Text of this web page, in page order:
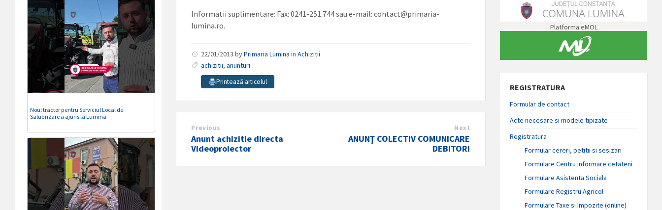
Informatii suplimentare: Fax: 0241-251.744 sau e-mail: contact@primaria-
lumina.ro.
22/01/2013byPrimaria Lumina inAchizitii
achizitii,anunturi
Printează articolul
Previous
Anunt achizitie directa
Videoproiector
Next
ANUNŢ COLECTIV COMUNICARE
DEBITORI
Noul tractor pentru Serviciul Local de
Salubrizare a ajuns la Lumina
Platforma eMOL
REGISTRATURA
Formular de contact
Acte necesare si modele tipizate
Registratura
Formular cereri, petitii si sesizari
Formulare Centru informare cetateni
Formulare Asistenta Sociala
Formulare Registru Agricol
Formulare Taxe si Impozite (online)